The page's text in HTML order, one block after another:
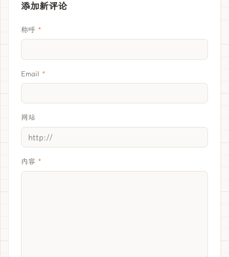
添加新评论
称呼
Email
网站
内容